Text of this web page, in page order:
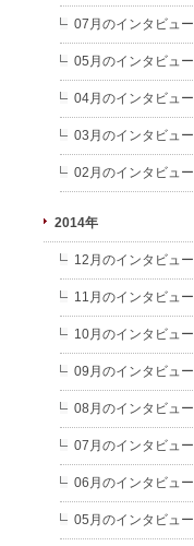
07月のインタビュー
05月のインタビュー
04月のインタビュー
03月のインタビュー
02月のインタビュー
2014年
12月のインタビュー
11月のインタビュー
10月のインタビュー
09月のインタビュー
08月のインタビュー
07月のインタビュー
06月のインタビュー
05月のインタビュー